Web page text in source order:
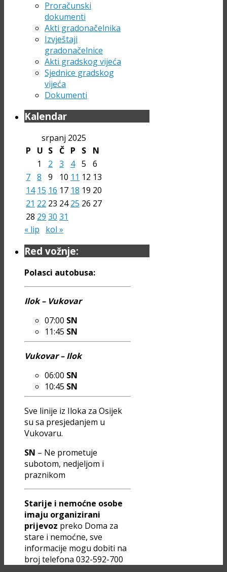
Proračunski
dokumenti
Akti gradonačelnika
Izvještaji
gradonačelnice
Akti gradskog vijeća
Sjednice gradskog
vijeća
Dokumenti
Kalendar
srpanj 2025
P
U S Č P S
N
1
2 3 4 5
6
7 8 9 10 11 12 13
14 15 16 17 18 19 20
21 22 23 24 25 26 27
28 29 30 31
« lip
kol »
Red vožnje:
Polasci autobusa:
Ilok – Vukovar
07:00 SN
11:45 SN
Vukovar – Ilok
06:00 SN
10:45 SN
Sve linije iz Iloka za Osijek
su sa presjedanjem u
Vukovaru.
SN – Ne prometuje
subotom, nedjeljom i
praznikom
Starije i nemoćne osobe
imaju organizirani
prijevoz preko Doma za
stare i nemoćne, sve
informacije mogu dobiti na
broj telefona 032-592-700